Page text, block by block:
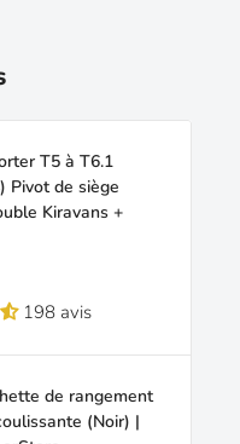
T5 à T6.1
Pivot de siège
Kiravans +
198 avis
de rangement
(Noir) |